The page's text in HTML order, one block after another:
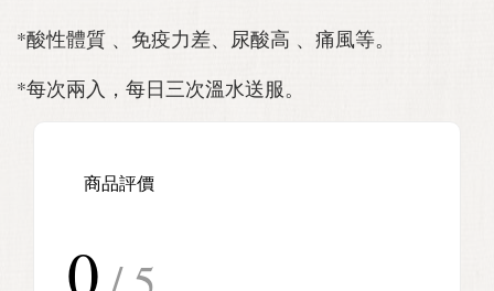
*酸性體質 、免疫力差、尿酸高 、痛風等。
*每次兩入，每日三次溫水送服。
商品評價
0